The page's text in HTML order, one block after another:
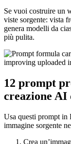
Se vuoi costruire un
viste sorgente: vista
genera modelli da
più pulita.
12 prompt
creazione
Usa questi prompt
immagine sorgente
Crea